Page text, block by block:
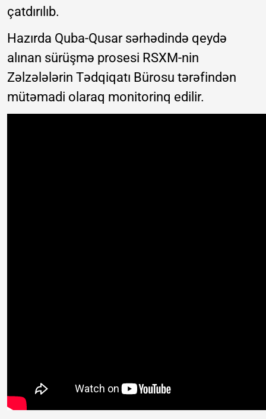
çatdırılıb.
Hazırda Quba-Qusar sərhədində qeydə
alınan sürüşmə prosesi RSXM-nin
Zəlzələlərin Tədqiqatı Bürosu tərəfindən
mütəmadi olaraq monitorinq edilir.